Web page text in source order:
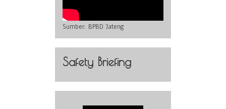
Sumber: BPBD Jateng
Safety Briefing